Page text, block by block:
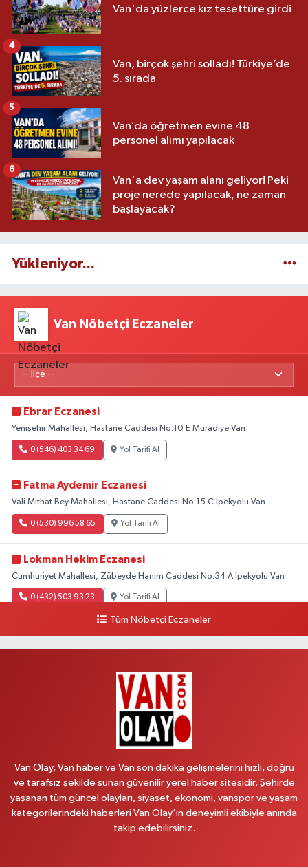
Van'da yüzlerce kız tesettüre girdi
Van, birçok şehri solladı! Türkiye’de
5. sırada
4
Van’da öğretmen evine 48
personel alımı yapılacak
5
Van'a dev yaşam alanı geliyor! Peki
proje nerede yapılacak, ne zaman
başlayacak?
6
Yükleniyor...
Van Nöbetçi Eczaneler
Ebrar Eczanesi
Yenişehir Mahallesi, Hastane Caddesi No:10 E Muradiye Van
0 (546) 403 34 69 Yol Tarifi Al
Fatma Aydemir Eczanesi
Vali Mithat Bey Mahallesi, Hastane Caddesi No:15 C İpekyolu Van
0 (530) 996 58 65 Yol Tarifi Al
Lokman Hekim Eczanesi
Cumhuriyet Mahallesi, Zübeyde Hanım Caddesi No:34 A İpekyolu Van
0 (432) 503 93 23 Yol Tarifi Al
Vanyolu Mahallesi, Kara Yusuf Bey Bulvarı No:102 F Erciş Van
Yol Tarifi Al
Cumhuriyet Mahallesi, Konak Sokak No:6 Gürpınar Van
Yol Tarifi Al
Yiğit Eczanesi
Hatuniye Mahallesi, Asmin Sokak No:3 A İpekyolu Van
0 (432) 217 11 10
Tüm Nöbetçi Eczaneler
Van Olay, Van haber ve Van son dakika gelişmelerini hızlı, doğru
ve tarafsız şekilde sunan güvenilir yerel haber sitesidir. Şehirde
yaşanan tüm güncel olayları, siyaset, ekonomi, vanspor ve yaşam
kategorilerindeki haberleri Van Olay’ın deneyimli ekibiyle anında
takip edebilirsiniz.